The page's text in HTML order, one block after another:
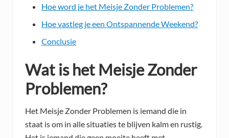
Hoe word je het Meisje Zonder Problemen?
Hoe vastleg je een Ontspannende Weekend?
Conclusie
Wat is het Meisje Zonder
Problemen?
Het Meisje Zonder Problemen is iemand die in
staat is om in alle situaties te blijven kalm en rustig.